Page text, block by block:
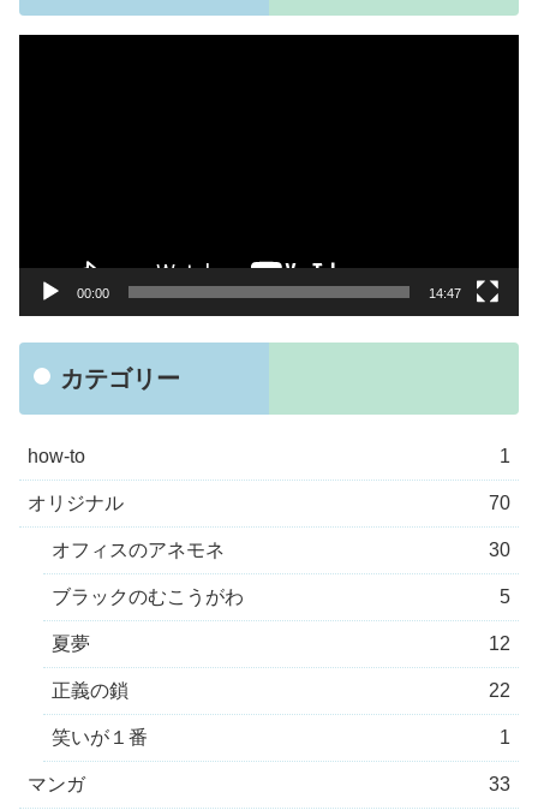
00:00 14:47
カテゴリー
how-to 1
オリジナル 70
オフィスのアネモネ 30
ブラックのむこうがわ 5
夏夢 12
正義の鎖 22
笑いが１番 1
マンガ 33